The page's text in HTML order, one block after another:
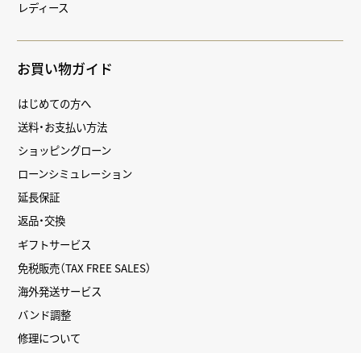
レディース
お買い物ガイド
はじめての方へ
送料・お支払い方法
ショッピングローン
ローンシミュレーション
延長保証
返品・交換
ギフトサービス
免税販売（TAX FREE SALES）
海外発送サービス
バンド調整
修理について